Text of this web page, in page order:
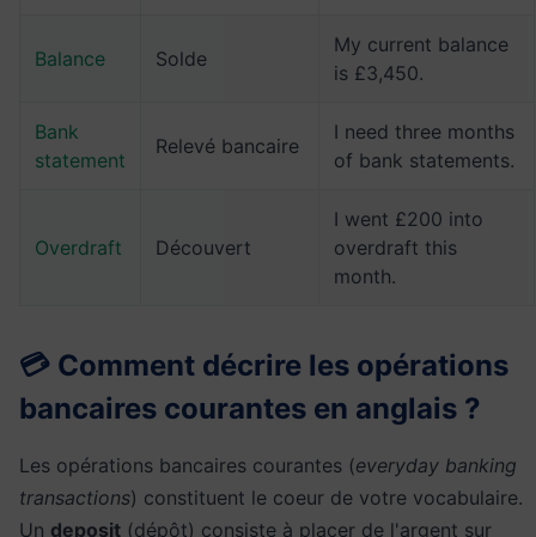
Balance Solde
My current balance
is £3,450.
Bank
statement
Relevé bancaire
I need three months
of bank statements.
Overdraft Découvert
I went £200 into
overdraft this
month.
💳 Comment décrire les opérations
bancaires courantes en anglais ?
Les opérations bancaires courantes (everyday banking
transactions) constituent le coeur de votre vocabulaire.
Un deposit (dépôt) consiste à placer de l'argent sur